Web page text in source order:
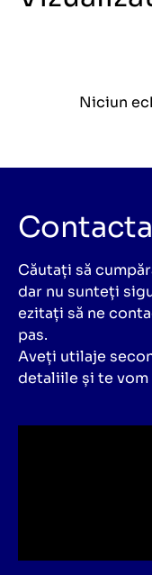
Niciun
Căutați să
dar nu sunteți
ezitați să ne
pas.
Aveți utilaje
detaliile și te vom